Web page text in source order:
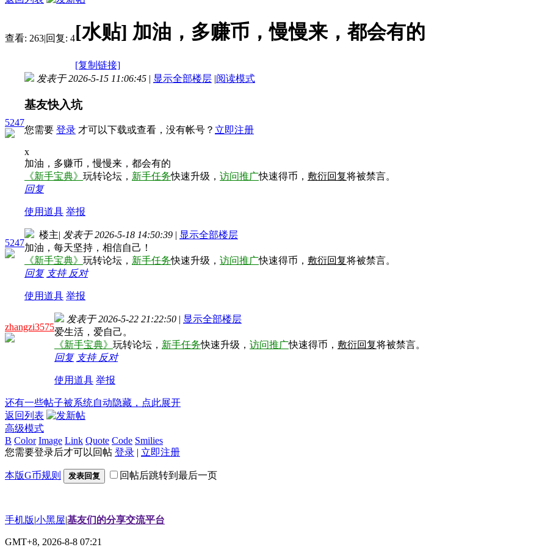
查看: 263|回复: 4[水贴] 加油，多赚币，慢慢来，都会有的
[复制链接]
5247
发表于 2026-5-15 11:06:45 | 显示全部楼层 |阅读模式
基友快入坑
您需要 登录 才可以下载或查看，没有帐号？ 立即注册
x
加油，多赚币，慢慢来，都会有的
《新手宝典》 玩转论坛， 新手任务快速升级， 访问推广快速得币， 敷衍回复将被禁言。
回复
使用道具 举报
5247
楼主| 发表于 2026-5-18 14:50:39 | 显示全部楼层
加油，每天坚持，相信自己！
《新手宝典》 玩转论坛， 新手任务快速升级， 访问推广快速得币， 敷衍回复将被禁言。
回复 支持 反对
使用道具 举报
zhangzi3575
发表于 2026-5-22 21:22:50 | 显示全部楼层
爱生活，爱自己。
《新手宝典》 玩转论坛， 新手任务快速升级， 访问推广快速得币， 敷衍回复将被禁言。
回复 支持 反对
使用道具 举报
还有一些帖子被系统自动隐藏，点此展开
返回列表
高级模式
B Color Image Link Quote Code Smilies
您需要登录后才可以回帖 登录 | 立即注册
本版G币规则 发表回复 回帖后跳转到最后一页
手机版|小黑屋|基友们的分享交流平台
GMT+8, 2026-8-8 07:21